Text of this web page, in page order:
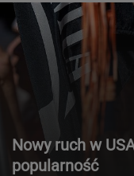
Nowy ruch w
popularność